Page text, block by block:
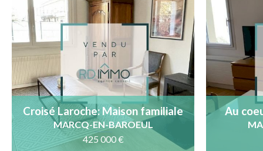
Croisé Laroche: Maison familiale
avec garage, proche du tram
MARCQ-EN-BAROEUL
425 000 €
Au